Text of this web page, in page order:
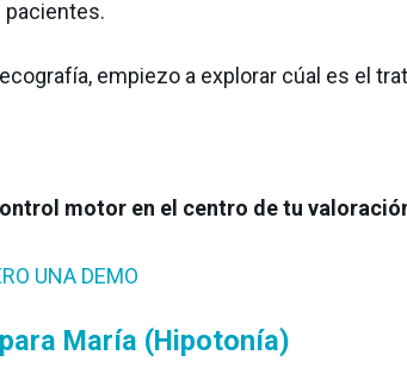
pacientes.
empiezo a explorar cúal es el
motor en el centro de tu
UNA DEMO
María (Hipotonía)